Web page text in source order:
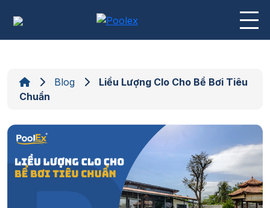
Blog
Liều Lượng Clo Cho Bể Bơi Tiêu
Chuẩn